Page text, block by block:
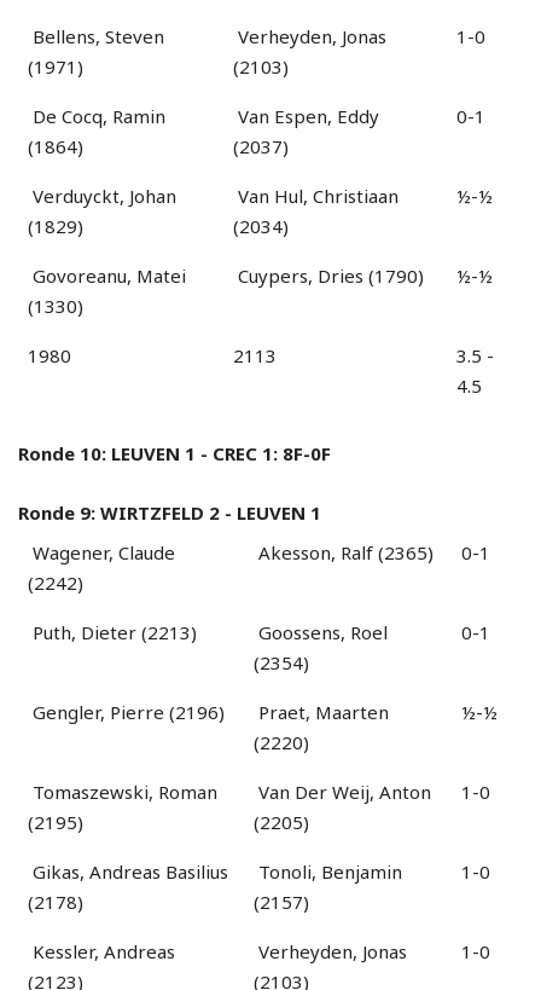
1980 2113
3.5 -
4.5
Bellens, Steven
(1971)
Verheyden, Jonas
(2103)
1-0
De Cocq, Ramin
(1864)
Van Espen, Eddy
(2037)
0-1
Verduyckt, Johan
(1829)
Van Hul, Christiaan
(2034)
½-½
Govoreanu, Matei
(1330)
Cuypers, Dries (1790) ½-½
Ronde 10: LEUVEN 1 - CREC 1: 8F-0F
Ronde 9: WIRTZFELD 2 - LEUVEN 1
Wagener, Claude
(2242)
Akesson, Ralf (2365) 0-1
Puth, Dieter (2213)
Goossens, Roel
(2354)
0-1
Gengler, Pierre (2196)
Praet, Maarten
(2220)
½-½
Tomaszewski, Roman
(2195)
Van Der Weij, Anton
(2205)
1-0
Gikas, Andreas Basilius
(2178)
Tonoli, Benjamin
(2157)
1-0
Kessler, Andreas
(2123)
Verheyden, Jonas
(2103)
1-0